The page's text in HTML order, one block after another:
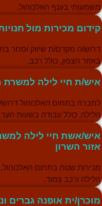
משמעותי בענף האלכוהול.
קידום מכירות מול
דרוש/ה מקדם/ת שיווק וסחר
באזור הצפון, כולל רכב.
איש/ת חיי לילה
לחברה בתחום האלכוהול דרוש/
הלילה, כולל עבודה בשעות
איש/אשת חיי לילה
אזור השרון
הלילה ורכב צמוד.
מוכרן/ית אופנה גברים